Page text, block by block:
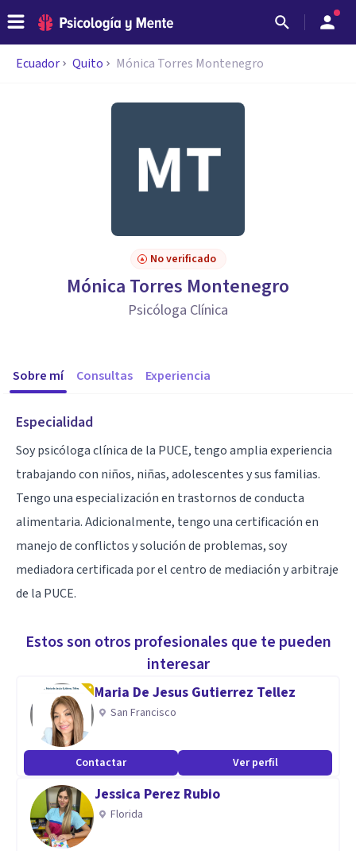
Ecuador Quito Mónica Torres Montenegro
No verificado
Mónica Torres Montenegro
Psicóloga Clínica
Sobre mí Consultas Experiencia
Especialidad
Soy psicóloga clínica de la PUCE, tengo amplia experiencia
trabajando con niños, niñas, adolescentes y sus familias.
Tengo una especialización en trastornos de conducta
alimentaria. Adicionalmente, tengo una certificación en
manejo de conflictos y solución de problemas, soy
mediadora certificada por el centro de mediación y arbitraje
de la PUCE.
Estos son otros profesionales que te pueden
interesar
Maria De Jesus Gutierrez Tellez
San Francisco
Contactar Ver perfil
Jessica Perez Rubio
Florida